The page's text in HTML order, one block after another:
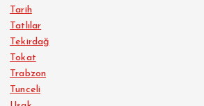
Tarih
Tatlılar
Tekirdağ
Tokat
Trabzon
Tunceli